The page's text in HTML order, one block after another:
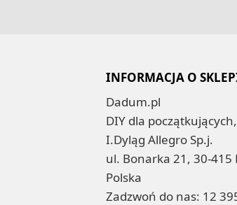
INFORMACJA O
Dadum.pl
DIY dla
I.Dyląg Allegro Sp.j.
ul. Bonarka 21, 30-415
Polska
Zadzwoń do nas: 12